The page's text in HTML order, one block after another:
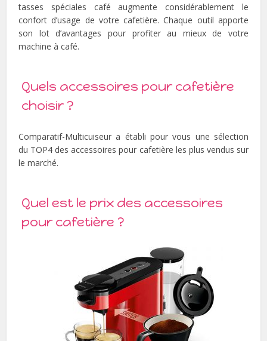
tasses spéciales café augmente considérablement le
confort d’usage de votre cafetière. Chaque outil apporte
son lot d’avantages pour profiter au mieux de votre
machine à café.
Quels accessoires pour cafetière
choisir ?
Comparatif-Multicuiseur a établi pour vous une sélection
du TOP4 des accessoires pour cafetière les plus vendus sur
le marché.
Quel est le prix des accessoires
pour cafetière ?